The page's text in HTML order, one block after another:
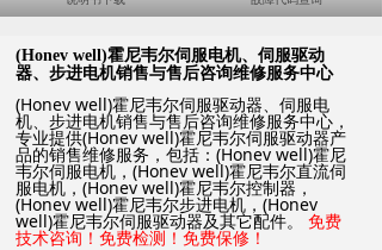
(Honev well)霍尼韦尔伺服电机、伺服驱动
器、步进电机销售与售后咨询维修服务中心
(Honev well)霍尼韦尔伺服驱动器、伺服电
机、步进电机销售与售后咨询维修服务中心，
专业提供(Honev well)霍尼韦尔伺服驱动器产
品的销售维修服务，包括：(Honev well)霍尼
韦尔伺服电机，(Honev well)霍尼韦尔直流伺
服电机，(Honev well)霍尼韦尔控制器，
(Honev well)霍尼韦尔步进电机，(Honev
well)霍尼韦尔伺服驱动器及其它配件。 免费
技术咨询！免费检测！免费保修！